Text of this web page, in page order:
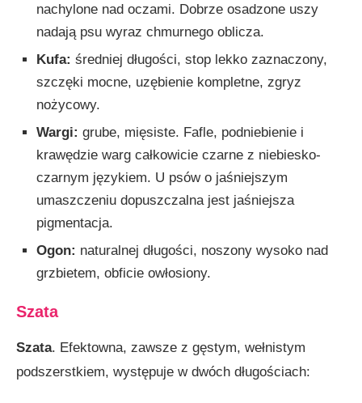
nachylone nad oczami. Dobrze osadzone uszy
nadają psu wyraz chmurnego oblicza.
Kufa: średniej długości, stop lekko zaznaczony,
szczęki mocne, uzębienie kompletne, zgryz
nożycowy.
Wargi: grube, mięsiste. Fafle, podniebienie i
krawędzie warg całkowicie czarne z niebiesko-
czarnym językiem. U psów o jaśniejszym
umaszczeniu dopuszczalna jest jaśniejsza
pigmentacja.
Ogon: naturalnej długości, noszony wysoko nad
grzbietem, obficie owłosiony.
Szata
Szata. Efektowna, zawsze z gęstym, wełnistym
podszerstkiem, występuje w dwóch długościach: